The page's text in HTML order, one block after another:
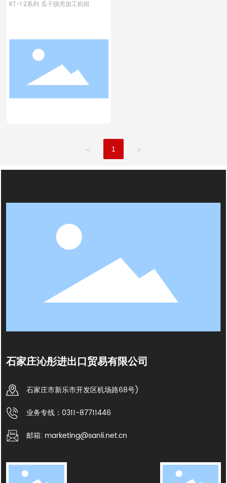
KT-1.2系列 瓜子脱壳加工机组
< 1 >
石家庄沁彤进出口贸易有限公司
石家庄市新乐市开发区机场路68号)
业务专线：0311-87711446
邮箱: marketing@sanli.net.cn